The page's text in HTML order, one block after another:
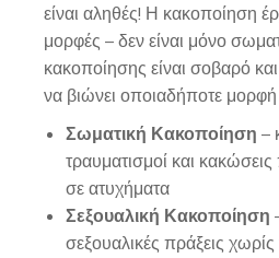
είναι αληθές! Η κακοποίηση
μορφές – δεν είναι μόνο
κακοποίησης είναι σοβαρό
να βιώνει οποιαδήποτε
Σωματική Κακοποίηση –
τραυματισμοί και
σε ατυχήματα
Σεξουαλική Κακοποίηση
σεξουαλικές πράξεις